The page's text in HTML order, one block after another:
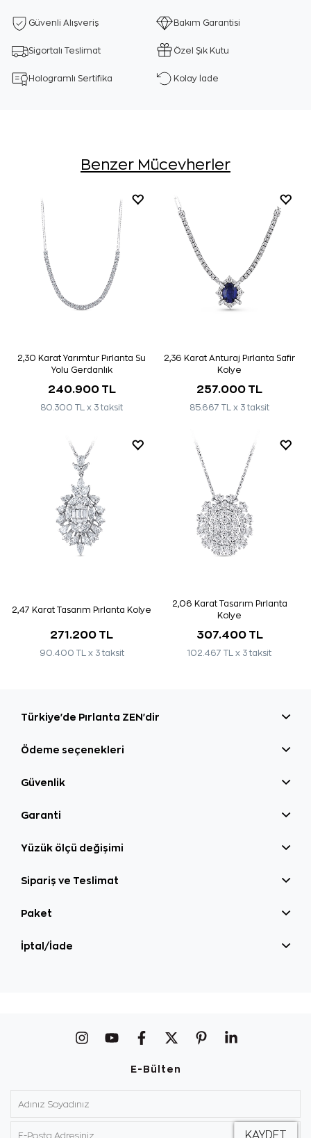
Güvenli Alışveriş Bakım Garantisi
Sigortalı Teslimat Özel Şık Kutu
Hologramlı Sertifika Kolay İade
Benzer Mücevherler
2,30 Karat Yarımtur Pırlanta Su
Yolu Gerdanlık
240.900 TL
80.300 TL x 3 taksit
2,36 Karat Anturaj Pırlanta Safir
Kolye
257.000 TL
85.667 TL x 3 taksit
2,47 Karat Tasarım Pırlanta Kolye
271.200 TL
90.400 TL x 3 taksit
2,06 Karat Tasarım Pırlanta
Kolye
307.400 TL
102.467 TL x 3 taksit
Türkiye'de Pırlanta ZEN'dir
Ödeme seçenekleri
Güvenlik
Garanti
Yüzük ölçü değişimi
Sipariş ve Teslimat
Paket
İptal/İade
E-Bülten